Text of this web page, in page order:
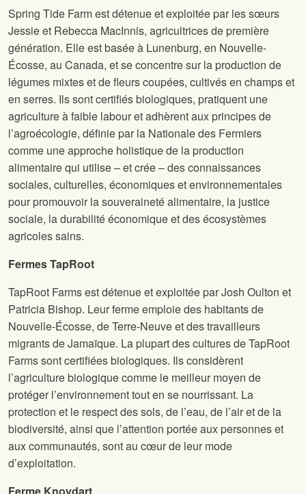
Spring Tide Farm est détenue et exploitée par les sœurs
Jessie et Rebecca MacInnis, agricultrices de première
génération. Elle est basée à Lunenburg, en Nouvelle-
Écosse, au Canada, et se concentre sur la production de
légumes mixtes et de fleurs coupées, cultivés en champs et
en serres. Ils sont certifiés biologiques, pratiquent une
agriculture à faible labour et adhèrent aux principes de
l’agroécologie, définie par la Nationale des Fermiers
comme une approche holistique de la production
alimentaire qui utilise – et crée – des connaissances
sociales, culturelles, économiques et environnementales
pour promouvoir la souveraineté alimentaire, la justice
sociale, la durabilité économique et des écosystèmes
agricoles sains.
Fermes TapRoot
TapRoot Farms est détenue et exploitée par Josh Oulton et
Patricia Bishop. Leur ferme emploie des habitants de
Nouvelle-Écosse, de Terre-Neuve et des travailleurs
migrants de Jamaïque. La plupart des cultures de TapRoot
Farms sont certifiées biologiques. Ils considèrent
l’agriculture biologique comme le meilleur moyen de
protéger l’environnement tout en se nourrissant. La
protection et le respect des sols, de l’eau, de l’air et de la
biodiversité, ainsi que l’attention portée aux personnes et
aux communautés, sont au cœur de leur mode
d’exploitation.